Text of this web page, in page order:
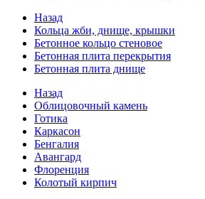
Назад
Кольца жби, днище, крышки
Бетонное кольцо стеновое
Бетонная плита перекрытия
Бетонная плита днище
Назад
Облицовочный камень
Готика
Каркасон
Бенгалия
Авангард
Флоренция
Колотый кирпич